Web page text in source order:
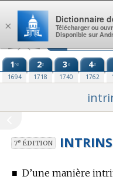
Aller au contenu
1re
1694
2e
1718
3e
1740
4e
1762
7eÉDITION
■ D’une manière
×
Dictionnaire
Télécharger ou
Disponible sur